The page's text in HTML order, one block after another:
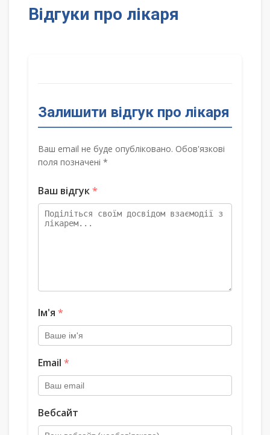
Відгуки про лікаря
Залишити відгук про лікаря
Ваш email не буде опубліковано. Обов'язкові
поля позначені *
Ваш відгук*
Ім'я *
Email *
Вебсайт